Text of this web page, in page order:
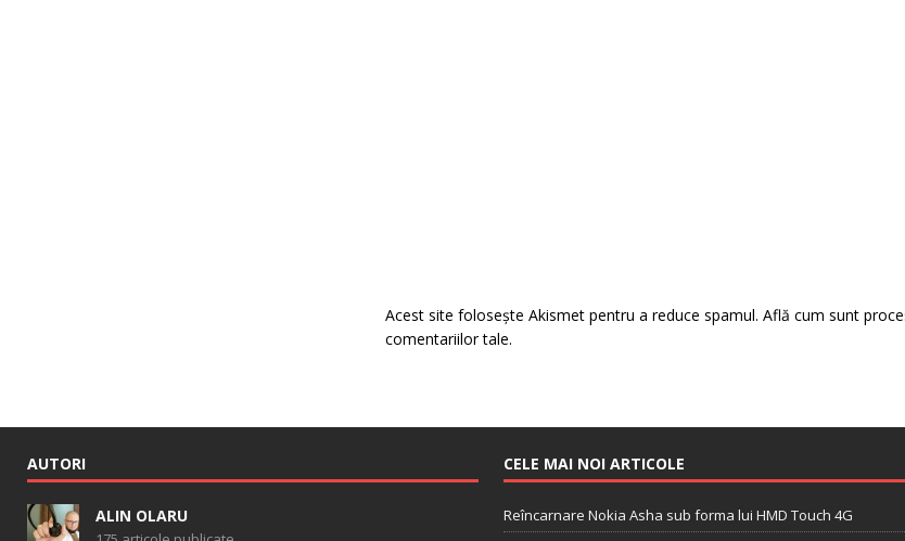
Acest site folosește Akismet pentru a reduce spamul. Află cum sunt
comentariilor tale.
AUTORI
ALIN OLARU
CELE MAI NOI ARTICOLE
Reîncarnare Nokia Asha sub forma lui HMD Touch 4G